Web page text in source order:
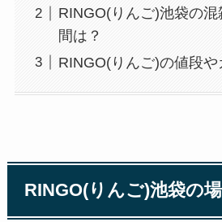
RINGO(りんご)池袋の
間は？
RINGO(りんご)の値段や
RINGO(りんご)池袋の